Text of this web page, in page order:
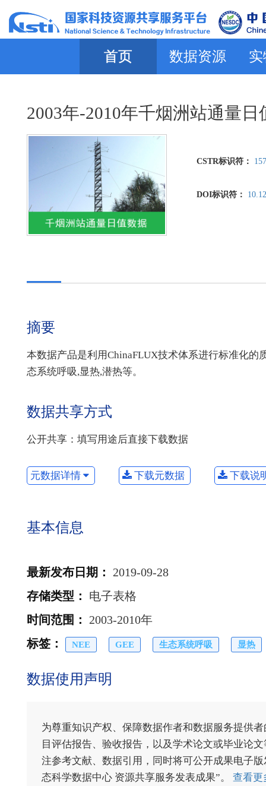
首页 数据资源
2003年-2010年千烟洲站通量日
CSTR标识符：
DOI标识符：
摘要
本数据产品是利用ChinaFLUX技术体系进行标准化的
态系统呼吸,显热,潜热等。
数据共享方式
公开共享：填写用途后直接下载数据
元数据详情 下载元数据 下载说
基本信息
最新发布日期 ：
2019-09-28
存储类型 ：
电子表格
时间范围 ：
2003-2010年
标签 ： NEE GEE 生态系统呼吸 显热
数据使用声明
为尊重知识产权、保障数据作者和数据服务提供
目评估报告、验收报告，以及学术论文或毕业论
注参考文献、数据引用，同时将可公开成果电子
态科学数据中心 资源共享服务发表成果”。 查看